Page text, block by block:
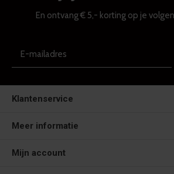
En ontvang € 5,- korting op je
Klantenservice
Meer informatie
Mijn account